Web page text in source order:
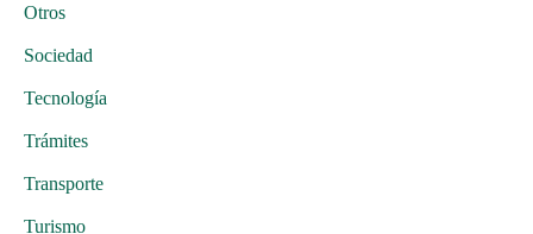
Otros
Sociedad
Tecnología
Trámites
Transporte
Turismo